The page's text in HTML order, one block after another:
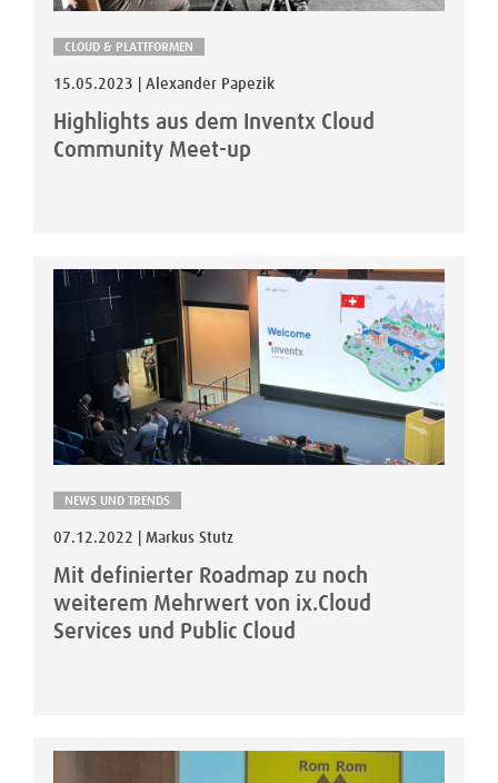
CLOUD & PLATTFORMEN
15.05.2023 | Alexander Papezik
Highlights aus dem Inventx Cloud
Community Meet-up
NEWS UND TRENDS
07.12.2022 | Markus Stutz
Mit definierter Roadmap zu noch
weiterem Mehrwert von ix.Cloud
Services und Public Cloud